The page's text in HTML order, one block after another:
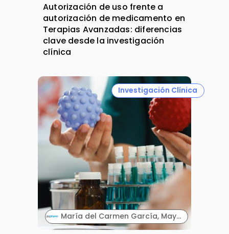
Autorización de uso frente a
autorización de medicamento en
Terapias Avanzadas: diferencias
clave desde la investigación
clínica
Investigación Clínica
María del Carmen García, Mayte Alonso y José Alberto Ayala. PVpharm.